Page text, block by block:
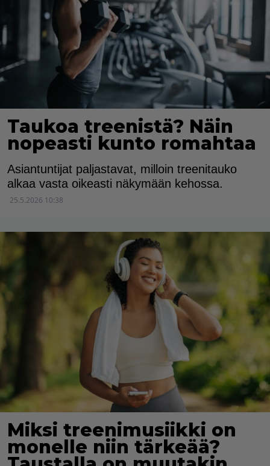
Taukoa treenistä? Näin
nopeasti kunto romahtaa
Asiantuntijat paljastavat, milloin treenitauko
alkaa vasta oikeasti näkymään kehossa.
25.5.2026 10:38
Miksi treenimusiikki on
monelle niin tärkeää?